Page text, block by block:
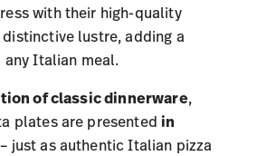
with their high-quality
lustre, adding a
Italian meal.
of classic dinnerware,
plates are presentedin
– just as authentic Italian pizza